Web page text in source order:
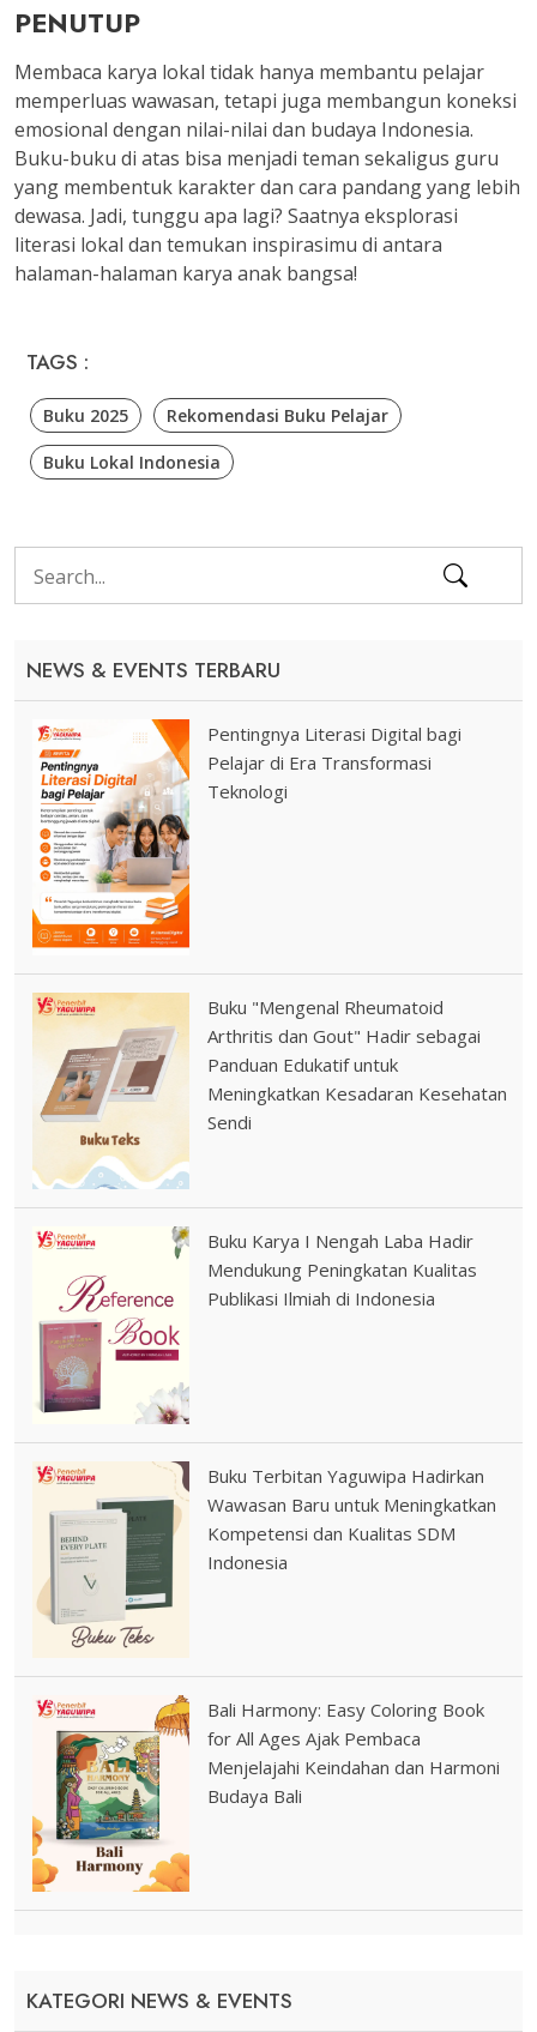
PENUTUP
Membaca karya lokal tidak hanya membantu pelajar
memperluas wawasan, tetapi juga membangun koneksi
emosional dengan nilai-nilai dan budaya Indonesia.
Buku-buku di atas bisa menjadi teman sekaligus guru
yang membentuk karakter dan cara pandang yang lebih
dewasa. Jadi, tunggu apa lagi? Saatnya eksplorasi
literasi lokal dan temukan inspirasimu di antara
halaman-halaman karya anak bangsa!
TAGS :
Buku 2025 Rekomendasi Buku Pelajar
Buku Lokal Indonesia
NEWS & EVENTS TERBARU
Pentingnya Literasi Digital bagi
Pelajar di Era Transformasi
Teknologi
Buku "Mengenal Rheumatoid
Arthritis dan Gout" Hadir sebagai
Panduan Edukatif untuk
Meningkatkan Kesadaran Kesehatan
Sendi
Buku Karya I Nengah Laba Hadir
Mendukung Peningkatan Kualitas
Publikasi Ilmiah di Indonesia
Buku Terbitan Yaguwipa Hadirkan
Wawasan Baru untuk Meningkatkan
Kompetensi dan Kualitas SDM
Indonesia
Bali Harmony: Easy Coloring Book
for All Ages Ajak Pembaca
Menjelajahi Keindahan dan Harmoni
Budaya Bali
KATEGORI NEWS & EVENTS